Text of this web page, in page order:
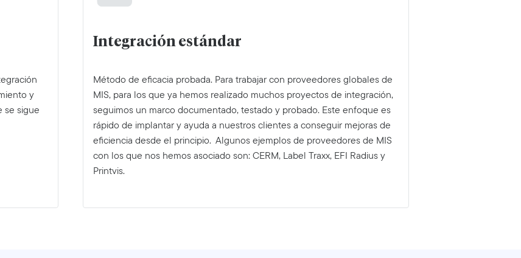
y
se sigue
Integración estándar
Método de eficacia probada. Para trabajar con proveedores globales de
MIS, para los que ya hemos realizado muchos proyectos de integración,
seguimos un marco documentado, testado y probado. Este enfoque es
rápido de implantar y ayuda a nuestros clientes a conseguir mejoras de
eficiencia desde el principio. Algunos ejemplos de proveedores de MIS
con los que nos hemos asociado son: CERM, Label Traxx, EFI Radius y
Printvis.